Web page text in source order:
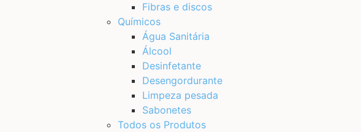
Fibras e discos
Químicos
Água Sanitária
Álcool
Desinfetante
Desengordurante
Limpeza pesada
Sabonetes
Todos os Produtos